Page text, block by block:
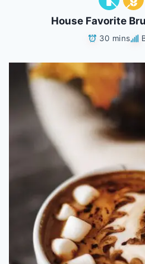
House Favorite
30 mins